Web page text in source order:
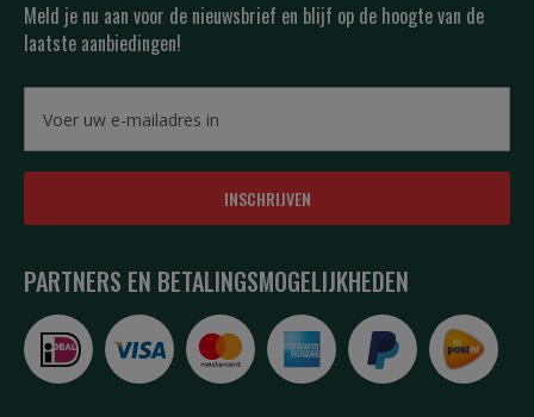
Meld je nu aan voor de nieuwsbrief en blijf op de hoogte van de
laatste aanbiedingen!
INSCHRIJVEN
PARTNERS EN BETALINGSMOGELIJKHEDEN